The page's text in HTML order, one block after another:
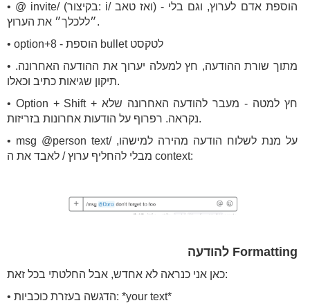
• @ invite/ (בקיצור: i/ ואז טאב) - הוספת אדם לערוץ, וגם בלי
״ללכלך״ את הערוץ.
• option+8 - הוספת bullet לטקסט
• מתוך שורת ההודעה, חץ למעלה יערוך את ההודעה האחרונה.
תיקון שגיאות כתיב וכאלו.
• Option + Shift + חץ למטה - מעבר להודעה האחרונה שלא
נקראה. רפרוף על הודעות אחרונות בזריזות.
• msg @person text/ על מנת לשלוח הודעה מהירה למישהו,
מבלי להחליף ערוץ / לאבד את ה context:
Formatting להודעה
כאן אני כנראה לא אחדש, אבל החלטתי בכל זאת:
• הדגשה בעזרת כוכביות: *your text*